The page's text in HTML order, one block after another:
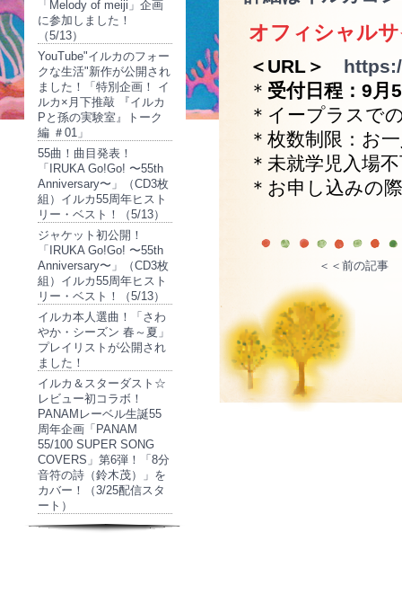
「Melody of meiji」企画
に参加しました！
（5/13）
YouTube"イルカのフォー
クな生活"新作が公開され
ました！「特別企画！ イ
ルカ×月下推敲 『イルカ
Pと孫の実験室』トーク
編 ＃01」
55曲！曲目発表！
「IRUKA Go!Go! 〜55th
Anniversary〜」（CD3枚
組）イルカ55周年ヒスト
リー・ベスト！（5/13）
ジャケット初公開！
「IRUKA Go!Go! 〜55th
Anniversary〜」（CD3枚
組）イルカ55周年ヒスト
リー・ベスト！（5/13）
イルカ本人選曲！「さわ
やか・シーズン 春～夏」
プレイリストが公開され
ました！
イルカ＆スターダスト☆
レビュー初コラボ！
PANAMレーベル生誕55
周年企画「PANAM
55/100 SUPER SONG
COVERS」第6弾！「8分
音符の詩（鈴木茂）」を
カバー！（3/25配信スタ
ート）
オフィシャル
＜URL＞
＊ 受付日程：9月
＊イープラスで
＊枚数制限：お
＊未就学児入場
＊お申し込みの
＜＜前の記事